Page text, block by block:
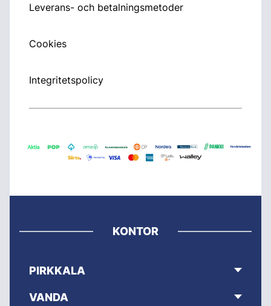
Leverans- och betalningsmetoder
Cookies
Integritetspolicy
KONTOR
PIRKKALA
VANDA